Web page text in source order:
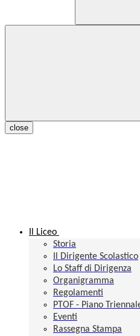
close
Il Liceo
Storia
Il Dirigente Scolastico
Lo Staff di Dirigenza
Organigramma
Regolamenti
PTOF - Piano
Eventi
Rassegna Stampa